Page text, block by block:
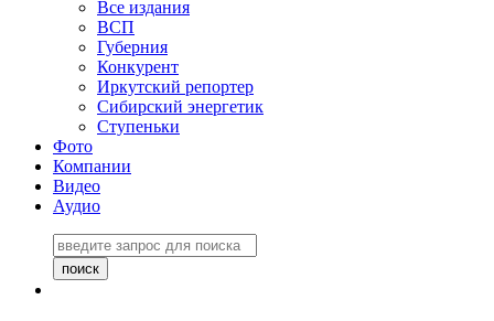
Все издания
ВСП
Губерния
Конкурент
Иркутский репортер
Сибирский энергетик
Ступеньки
Фото
Компании
Видео
Аудио